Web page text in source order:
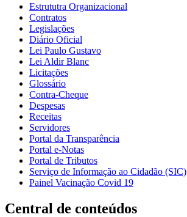
Estrututra Organizacional
Contratos
Legislações
Diário Oficial
Lei Paulo Gustavo
Lei Aldir Blanc
Licitações
Glossário
Contra-Cheque
Despesas
Receitas
Servidores
Portal da Transparência
Portal e-Notas
Portal de Tributos
Serviço de Informação ao Cidadão (SIC)
Painel Vacinação Covid 19
Central de conteúdos